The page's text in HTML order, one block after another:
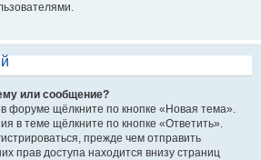
или сообщение?
форуме щёлкните по кнопке «Новая тема».
в теме щёлкните по кнопке «Ответить».
прежде чем отправить
прав доступа находится внизу страниц